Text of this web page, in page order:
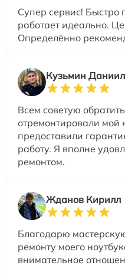
Супер сервис! Быстро
работает идеально.
Определённо
Кузьмин Даниил
Всем советую
отремонтировали мой
предоставили
работу. Я вполне
ремонтом.
Жданов Кирилл
Благодарю
ремонту моего
внимательное